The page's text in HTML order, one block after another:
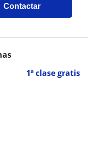
Contactar
1ª clase gratis